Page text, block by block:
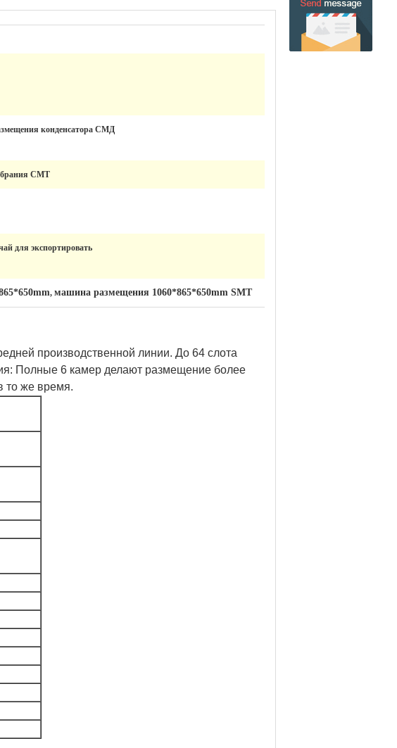
конденсатора СМД
СМТ
для экспортировать
, машина размещения 1060*865*650mm SMT
производственной линии. До 64 слота
Полные 6 камер делают размещение более
то же время.